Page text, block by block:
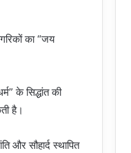
का “जय
के सिद्धांत की
है।
और सौहार्द स्थापित